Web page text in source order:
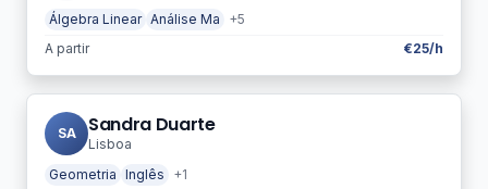
Álgebra Linear Análise Ma
+5
A partir
€25/h
SA Sandra Duarte
Lisboa
Geometria Inglês
+1